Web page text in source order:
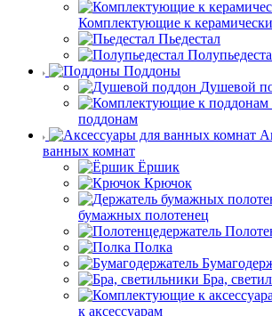
Комплектующие к
Пьедестал
Поддоны
Душевой
поддонам
ванных комнат
Ёршик
Крючок
бумажных полотенец
Полка
Бра,
к аксессуарам